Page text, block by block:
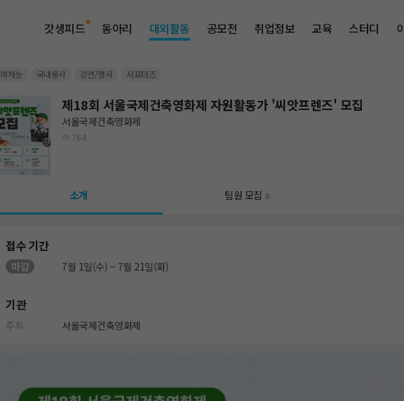
갓생피드 동아리 대외활동 공모전 취업정보 교육 스터디
예체능 국내봉사 강연/행사 서포터즈
제18회 서울국제건축영화제 자원활동가 '씨앗프렌즈' 모집
서울국제건축영화제
764
소개 팀원 모집 0
접수 기간
마감 7월 1일(수) ~ 7월 21일(화)
기관
주최 서울국제건축영화제